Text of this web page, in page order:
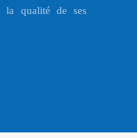
la qualité de ses